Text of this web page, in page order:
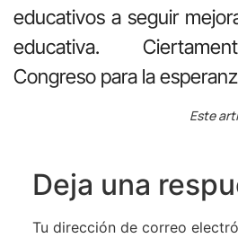
educativos a seguir
educativa.
Congreso para la
Este
Deja una
Tu dirección de correo